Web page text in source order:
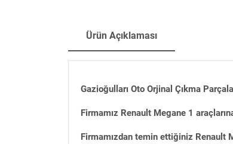
Ürün Açıklaması
Gazioğulları Oto Orjinal Çıkma
Firmamız Renault Megane 1
Firmamızdan temin ettiğiniz Renault